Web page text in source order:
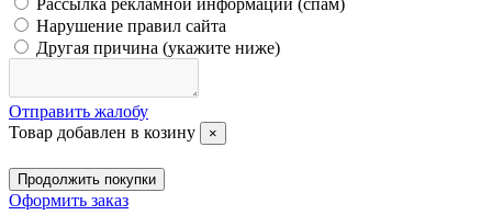
Нарушение правил сайта
Другая причина (укажите ниже)
Отправить жалобу
Товар добавлен в козину
×
Продолжить покупки
Оформить заказ